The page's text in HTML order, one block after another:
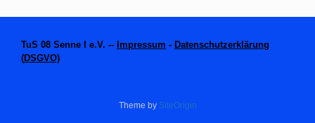
TuS 08 Senne I e.V. -- Impressum - Datenschutzerklärung
(DSGVO)
Theme by SiteOrigin